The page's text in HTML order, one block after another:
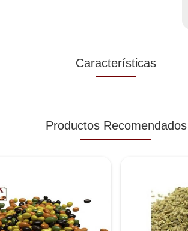
Características
Productos Recomendados